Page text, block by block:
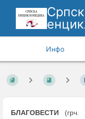
Инфо
БЛАГОВЕСТИ (грч.